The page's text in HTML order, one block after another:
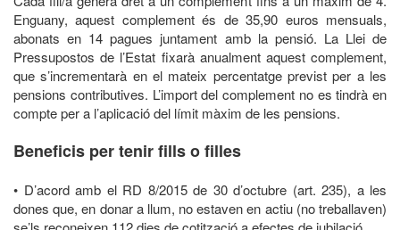
Enguany, aquest complement és de 35,90 euros mensuals,
abonats en 14 pagues juntament amb la pensió. La Llei de
Pressupostos de l’Estat fixarà anualment aquest complement,
que s’incrementarà en el mateix percentatge previst per a les
pensions contributives. L’import del complement no es tindrà en
compte per a l’aplicació del límit màxim de les pensions.
Beneficis per tenir fills o filles
• D’acord amb el RD 8/2015 de 30 d’octubre (art. 235), a les
dones que, en donar a llum, no estaven en actiu (no treballaven)